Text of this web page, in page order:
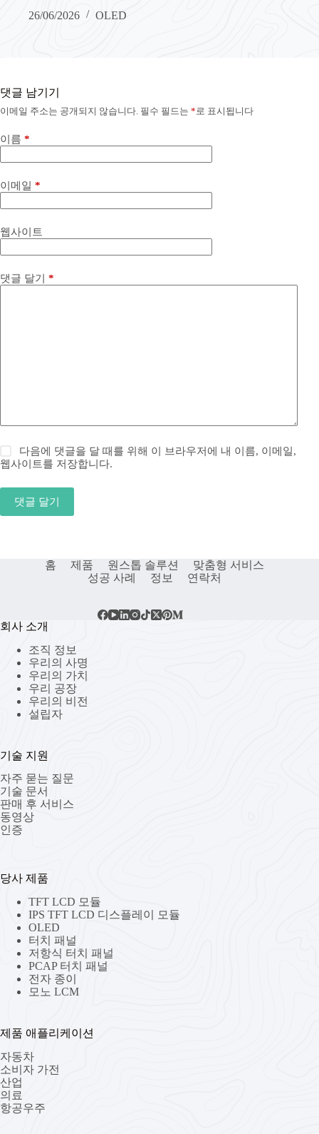
26/06/2026
OLED
댓글 남기기
이메일 주소는 공개되지 않습니다. 필수 필드는 * 로 표시됩니다
이름 *
이메일 *
웹사이트
댓글 달기 *
다음에 댓글을 달 때를 위해 이 브라우저에 내 이름, 이메일,
웹사이트를 저장합니다.
댓글 달기
홈 제품 원스톱 솔루션
맞춤형 서비스
성공 사례
정보 연락처
회사 소개
조직 정보
우리의 사명
우리의 가치
우리 공장
우리의 비전
설립자
기술 지원
자주 묻는 질문
기술 문서
판매 후 서비스
동영상
인증
당사 제품
TFT LCD 모듈
IPS TFT LCD 디스플레이 모듈
OLED
터치 패널
저항식 터치 패널
PCAP 터치 패널
전자 종이
모노 LCM
제품 애플리케이션
자동차
소비자 가전
산업
의료
항공우주